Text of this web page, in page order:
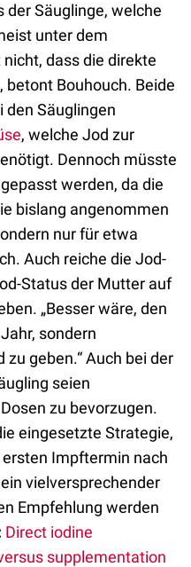
der Säuglinge, welche
unter dem
dass die direkte
betont Bouhouch. Beide
Säuglingen
, welche Jod zur
Dennoch müsste
werden, da die
bislang angenommen
nur für etwa
Auch reiche die Jod-
Status der Mutter auf
„Besser wäre, den
sondern
geben.“ Auch bei der
seien
zu bevorzugen.
eingesetzte Strategie,
Impftermin nach
vielversprechender
Empfehlung werden
Direct iodine
supplementation